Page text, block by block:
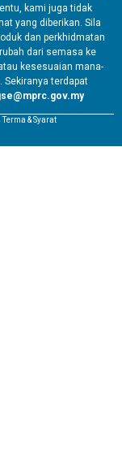
kami juga tidak
yang diberikan. Sila
dan perkhidmatan
dari semasa ke
kesesuaian mana-
terdapat
& Syarat